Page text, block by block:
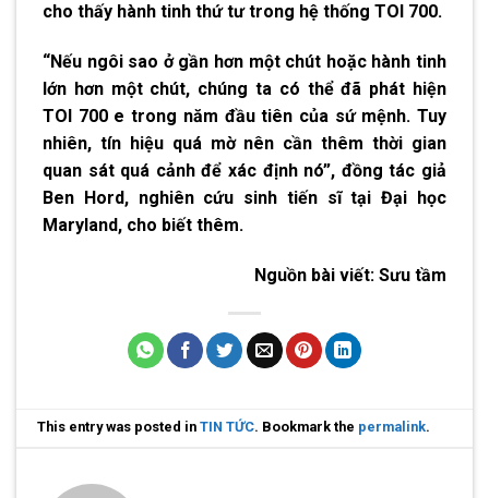
cho thấy hành tinh thứ tư trong hệ thống TOI 700.
“Nếu ngôi sao ở gần hơn một chút hoặc hành tinh
lớn hơn một chút, chúng ta có thể đã phát hiện
TOI 700 e trong năm đầu tiên của sứ mệnh. Tuy
nhiên, tín hiệu quá mờ nên cần thêm thời gian
quan sát quá cảnh để xác định nó”, đồng tác giả
Ben Hord, nghiên cứu sinh tiến sĩ tại Đại học
Maryland, cho biết thêm.
Nguồn bài viết: Sưu tầm
This entry was posted inTIN TỨC. Bookmark the permalink.